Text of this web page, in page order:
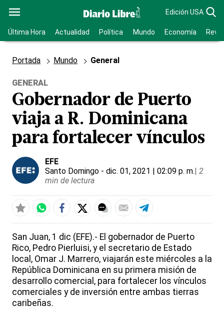
Edición USA
Última Hora Actualidad Política Mundo Economía
Portada Mundo General
GENERAL
Gobernador de Puerto
viaja a R. Dominicana
para fortalecer vínculos
EFE
Santo Domingo - dic. 01, 2021 | 02:09 p. m.| 2
min de lectura
San Juan, 1 dic (EFE).- El gobernador de Puerto
Rico, Pedro Pierluisi, y el secretario de Estado
local, Omar J. Marrero, viajarán este miércoles a la
República Dominicana en su primera misión de
desarrollo comercial, para fortalecer los vínculos
comerciales y de inversión entre ambas tierras
caribeñas.